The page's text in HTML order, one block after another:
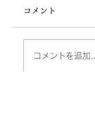
コメント
コメントを追加…